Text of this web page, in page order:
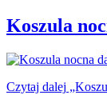
Koszula
Czytaj dalej